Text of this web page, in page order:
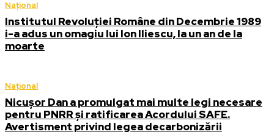
Național
Institutul Revoluției Române din Decembrie 1989
i-a adus un omagiu lui Ion Iliescu, la un an de la
moarte
Național
Nicușor Dan a promulgat mai multe legi necesare
pentru PNRR și ratificarea Acordului SAFE.
Avertisment privind legea decarbonizării